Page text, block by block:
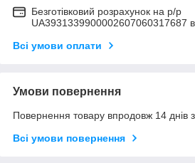
Безготівковий розрахунок на р/р
UA3931339900002607060317687
Всі умови оплати
Умови повернення
Повернення товару впродовж 14 днів
Всі умови повернення